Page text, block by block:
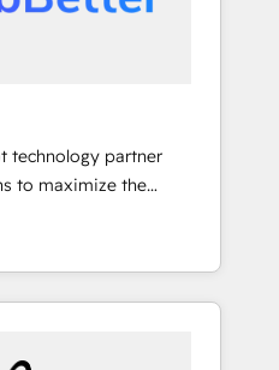
technology partner
to maximize the
The fastest-
MakeWebBetter,
expertise &
us to
HubSpot experience